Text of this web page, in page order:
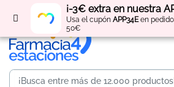
¡-3€ extra en nuestra
Usa el cupón APP34Een
50€
Regístratey obténpuntos